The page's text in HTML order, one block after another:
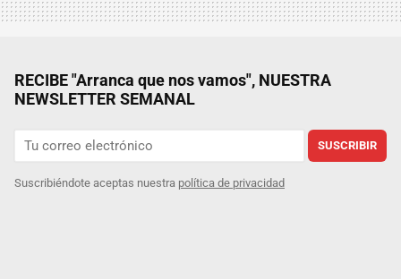
RECIBE "Arranca que nos vamos", NUESTRA
NEWSLETTER SEMANAL
SUSCRIBIR
Suscribiéndote aceptas nuestra política de privacidad